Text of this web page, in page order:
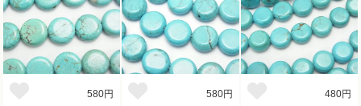
580円 580円 480円